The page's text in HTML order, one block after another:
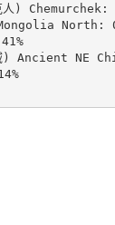
人) Chemurchek:
North:
域) Ancient NE